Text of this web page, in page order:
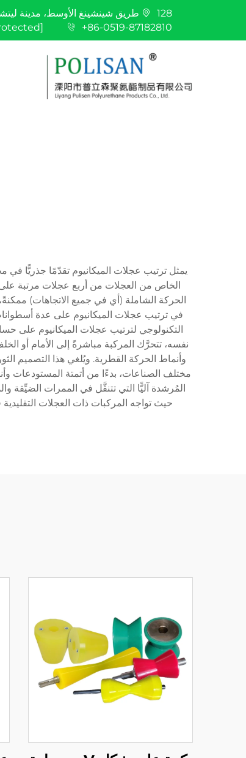
128 طريق شينشينغ الأوسط، مدينة ليتشنغ، مدينة ليانغ، مدينة تشانغتشو، مقاطعة جيانغسو
+86-0519-87182810
يمثل ترتيب عجلات الميكانيوم تقدّمًا جذريًّا في
الحركة الشاملة (أي في جميع الاتجاهات)
في ترتيب عجلات الميكانيوم على عدة
التكنولوجي لترتيب عجلات الميكانيوم على
نفسه، تتحرَّك المركبة مباشرةً إلى الأمام أو
وأنماط الحركة القطرية. ويُلغي هذا التصميم
مختلف الصناعات، بدءًا من أتمتة المستودعات
المُرشدة آليًّا التي تتنقَّل في الممرات الضيِّقة
حيث تواجه المركبات ذات العجلات